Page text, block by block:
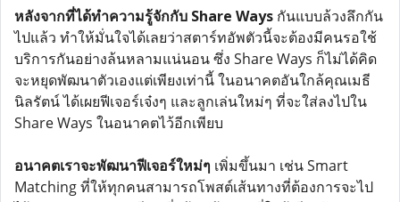
หลังจากที่ได้ทำความรู้จักกับ Share Ways กันแบบล้วงลึกกัน
ไปแล้ว ทำให้มั่นใจได้เลยว่าสตาร์ทอัพตัวนี้จะต้องมีคนรอใช้
บริการกันอย่างล้นหลามแน่นอน ซึ่ง Share Ways ก็ไม่ได้คิด
จะหยุดพัฒนาตัวเองแต่เพียงเท่านี้ ในอนาคตอันใกล้คุณเมธี
นิลรัตน์ ได้เผยฟีเจอร์เจ๋งๆ และลูกเล่นใหม่ๆ ที่จะใส่ลงไปใน
Share Ways ในอนาคตไว้อีกเพียบ
อนาคตเราจะพัฒนาฟีเจอร์ใหม่ๆ เพิ่มขึ้นมา เช่น Smart
Matching ที่ให้ทุกคนสามารถโพสต์เส้นทางที่ต้องการจะไป